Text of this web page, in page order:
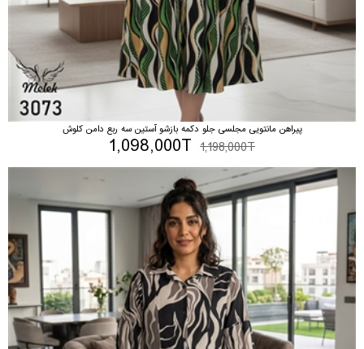
پیراهن مانتویی مجلسی جلو دکمه بازشو آستین سه ربع دامن کلوش
1,198,000T
1,098,000T